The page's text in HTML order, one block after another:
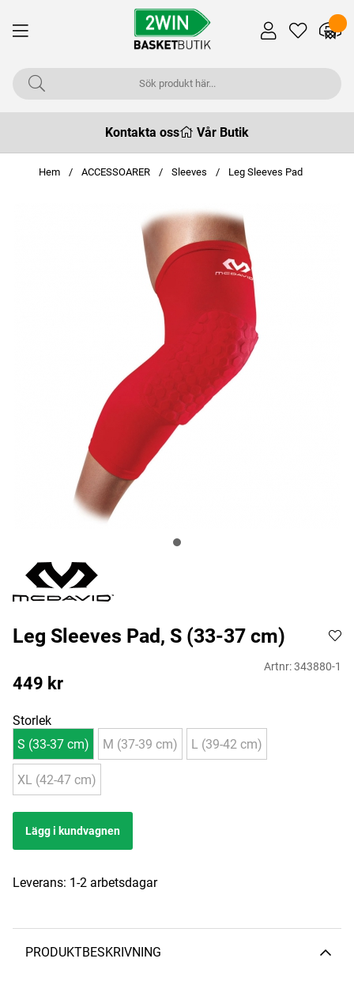
Kontakta oss Vår Butik
Hem ACCESSOARER Sleeves Leg Sleeves Pad
Leg Sleeves Pad, S (33-37 cm)
Artnr:343880-1
449 kr
Storlek
S (33-37 cm)
M (37-39 cm) L (39-42 cm)
XL (42-47 cm)
Lägg i kundvagnen
Leverans: 1-2 arbetsdagar
PRODUKTBESKRIVNING